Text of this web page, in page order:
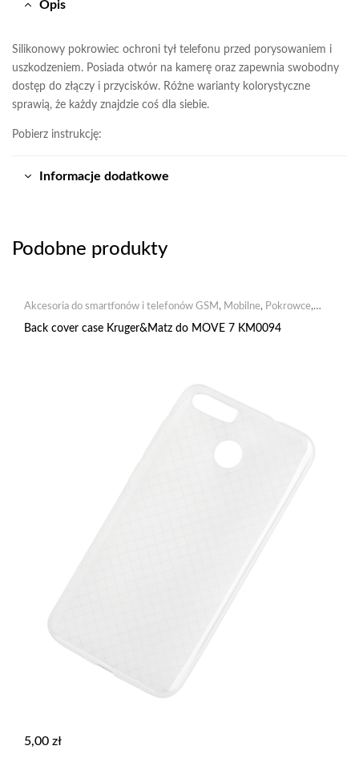
Opis
Silikonowy pokrowiec ochroni tył telefonu przed porysowaniem i
uszkodzeniem. Posiada otwór na kamerę oraz zapewnia swobodny
dostęp do złączy i przycisków. Różne warianty kolorystyczne
sprawią, że każdy znajdzie coś dla siebie.
Pobierz instrukcję:
Informacje dodatkowe
Podobne produkty
Akcesoria do smartfonów i telefonów GSM , Mobilne, Pokrowce,
Pokrowce silikonowe
Back cover case Kruger&Matz do MOVE 7 KM0094
5,00 zł